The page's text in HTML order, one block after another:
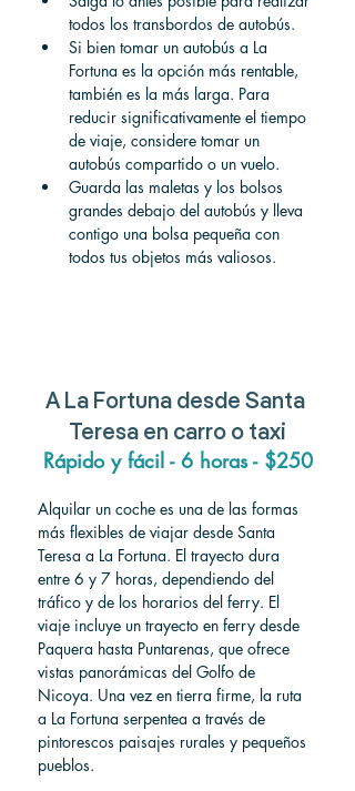
todos los transbordos de autobús.
Si bien tomar un autobús a La
Fortuna es la opción más rentable,
también es la más larga. Para
reducir significativamente el tiempo
de viaje, considere tomar un
autobús compartido o un vuelo.
Guarda las maletas y los bolsos
grandes debajo del autobús y lleva
contigo una bolsa pequeña con
todos tus objetos más valiosos.
A La Fortuna desde Santa
Teresa en carro o taxi
Rápido y fácil - 6 horas - $250
Alquilar un coche es una de las formas
más flexibles de viajar desde Santa
Teresa a La Fortuna. El trayecto dura
entre 6 y 7 horas, dependiendo del
tráfico y de los horarios del ferry. El
viaje incluye un trayecto en ferry desde
Paquera hasta Puntarenas, que ofrece
vistas panorámicas del Golfo de
Nicoya. Una vez en tierra firme, la ruta
a La Fortuna serpentea a través de
pintorescos paisajes rurales y pequeños
pueblos.